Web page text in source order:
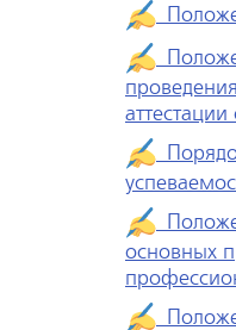
основных